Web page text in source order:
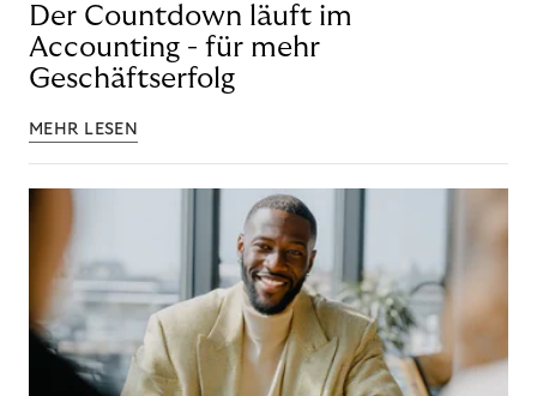
Der Countdown läuft im
Accounting - für mehr
Geschäftserfolg
MEHR LESEN